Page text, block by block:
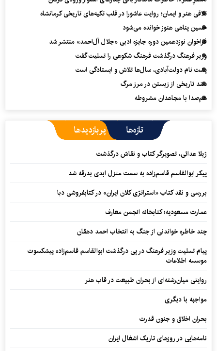
تلاقی هنر و ایمان؛ روایت عاشورا در قلب تکیه‌های تاریخی کرمانشاه
حسین پناهی هنوز خوانده می‌شود
فراخوان نوزدهمین دوره جایزه ادبی «جلال آل‌احمد» منتشر شد
وزیر فرهنگ درگذشت فرهنگ شکوهی را تسلیت گفت
پشت نام دولت‌آبادی، سال‌ها تلاش و ایستادگی است
سند تاریخی از زیستن در مرز مرگ
هم‌صدا با مجاهدان مشروطه
تازه‌ها پربازدیدها
ژیلا هدائی، تصویرگر کتاب و نقاش درگذشت
پیکر ابوالقاسم قاسم‌زاده به سمت منزل ابدی بدرقه شد
بررسی و نقد کتاب «استراتژی کلان ایران» در کتابفروشی دبا
عمارت مسعودیه؛ کتابخانه انجمن معارف
چند خاطره خواندنی از جنگ به انتخاب احمد دهقان
پیام تسلیت وزیر فرهنگ در پی درگذشت ابوالقاسم قاسم‌زاده پیشکسوت
موسسه اطلاعات
روایتی میان‌رشته‌ای از بحران طبیعت در قاب هنر
مواجهه با دیگری
بحران اخلاق و جنون قدرت
نامه‌هایی در روزهای تاریک اشغال ایران